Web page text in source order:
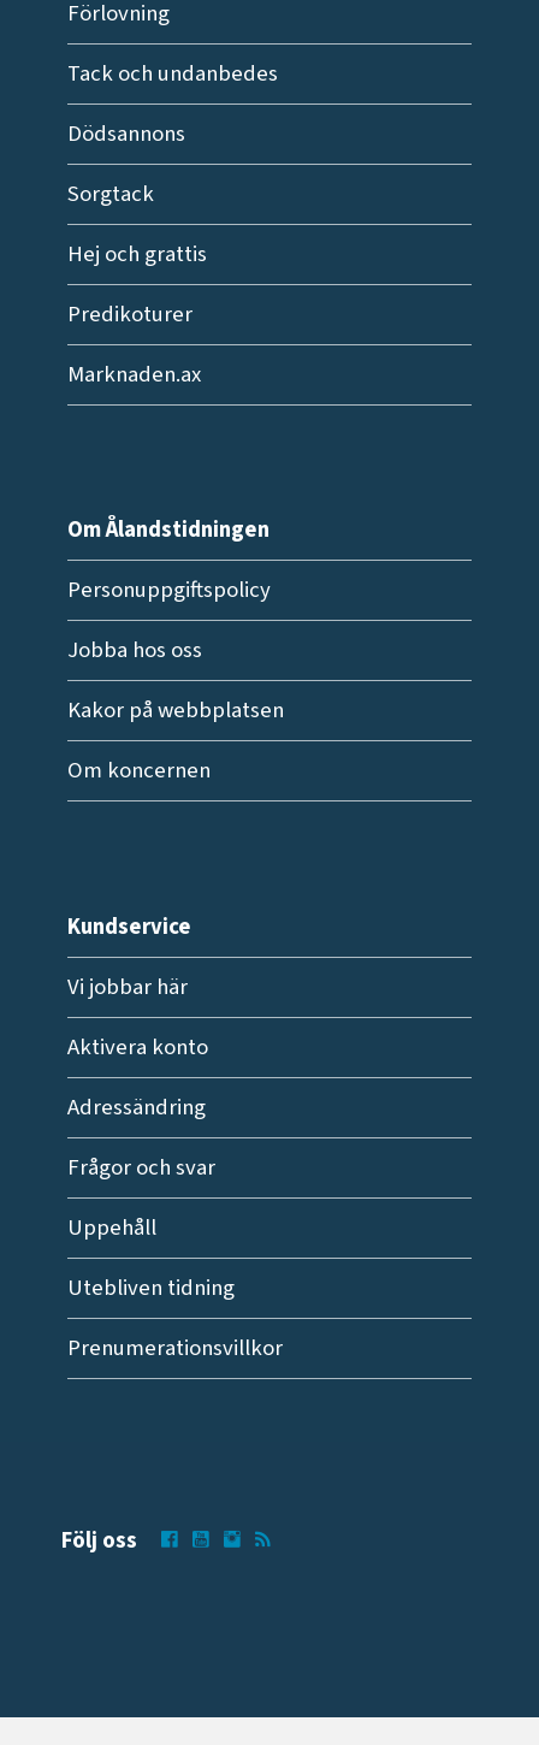
Förlovning
Tack och undanbedes
Dödsannons
Sorgtack
Hej och grattis
Predikoturer
Marknaden.ax
Om Ålandstidningen
Personuppgiftspolicy
Jobba hos oss
Kakor på webbplatsen
Om koncernen
Kundservice
Vi jobbar här
Aktivera konto
Adressändring
Frågor och svar
Uppehåll
Utebliven tidning
Prenumerationsvillkor
Följ oss